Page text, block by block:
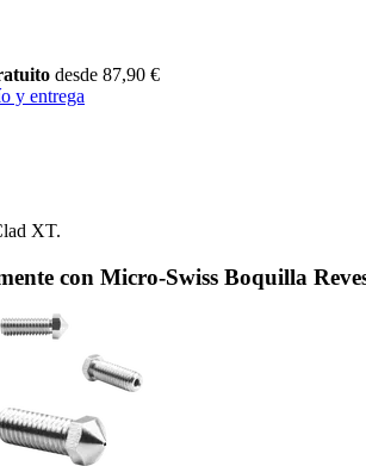
desde 87,90 €
y entrega
XT.
con Micro-Swiss Boquilla